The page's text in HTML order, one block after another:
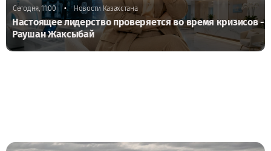
Сегодня, 11:00 • Новости Казахстана
Настоящее лидерство проверяется во время кризисов -
Раушан Жаксыбай